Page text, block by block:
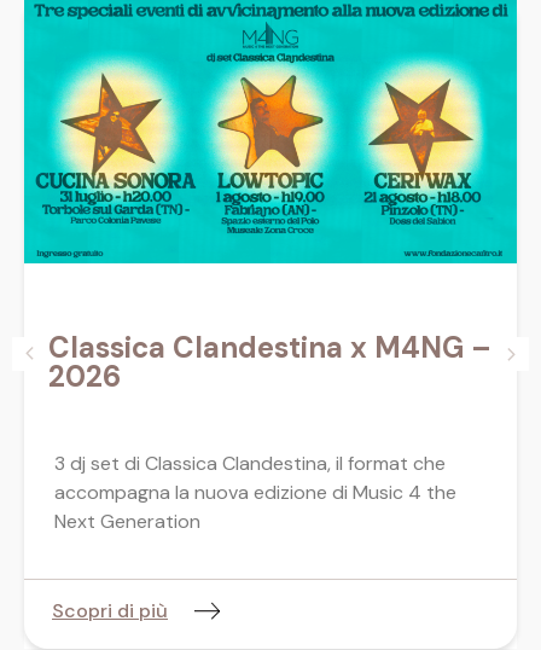
Classica Clandestina x M4NG –
2026
3 dj set di Classica Clandestina, il format che
accompagna la nuova edizione di Music 4 the
Next Generation
Scopri di più